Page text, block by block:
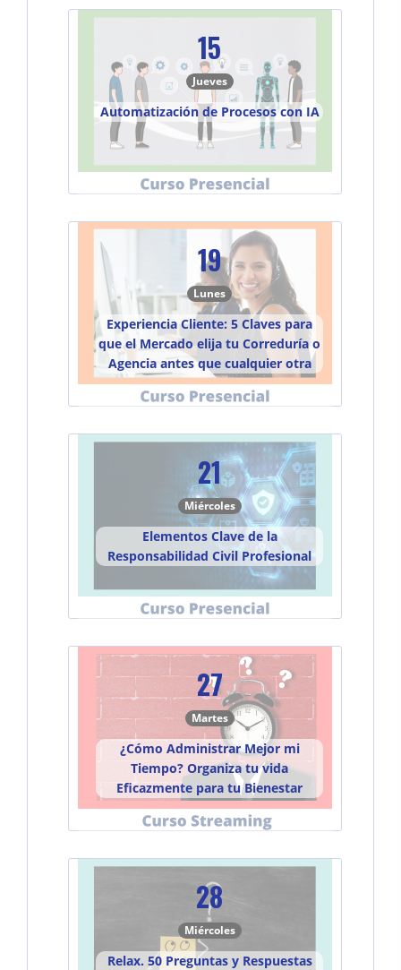
15
Jueves
Automatización de Procesos con IA
19
Lunes
Experiencia Cliente: 5 Claves para
que el Mercado elija tu Correduría o
Agencia antes que cualquier otra
21
Miércoles
Elementos Clave de la
Responsabilidad Civil Profesional
27
Martes
¿Cómo Administrar Mejor mi
Tiempo? Organiza tu vida
Eficazmente para tu Bienestar
28
Miércoles
Relax. 50 Preguntas y Respuestas